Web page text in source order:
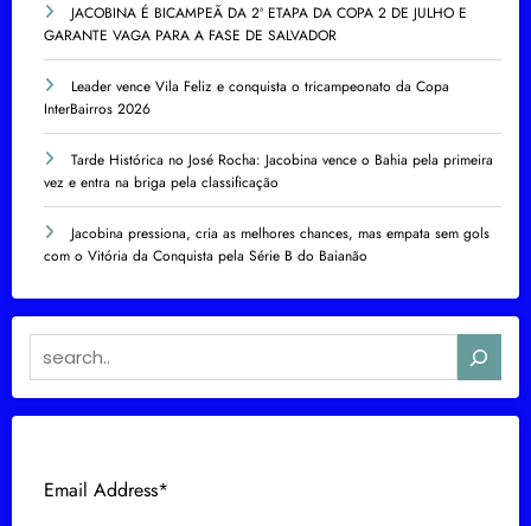
JACOBINA É BICAMPEÃ DA 2ª ETAPA DA COPA 2 DE JULHO E
GARANTE VAGA PARA A FASE DE SALVADOR
Leader vence Vila Feliz e conquista o tricampeonato da Copa
InterBairros 2026
Tarde Histórica no José Rocha: Jacobina vence o Bahia pela primeira
vez e entra na briga pela classificação
Jacobina pressiona, cria as melhores chances, mas empata sem gols
com o Vitória da Conquista pela Série B do Baianão